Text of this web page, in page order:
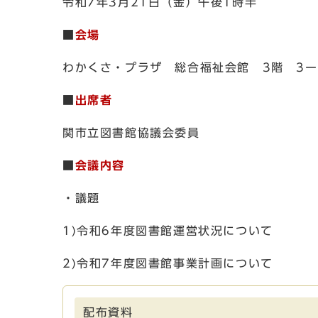
会場
わかくさ・プラザ 総合福祉会館 3階 3ー
出席者
関市立図書館協議会委員
会議内容
・議題
1)令和6年度図書館運営状況について
2)令和7年度図書館事業計画について
配布資料